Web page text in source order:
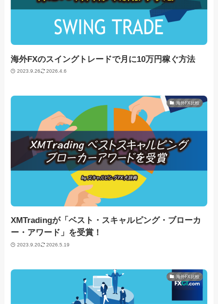
海外FXのスイングトレードで月に10万円稼ぐ方法
2023.9.26 2026.4.6
海外FX比較
XMTradingが「ベスト・スキャルピング・ブローカ
ー・アワード」を受賞！
2023.9.20 2026.5.19
海外FX比較